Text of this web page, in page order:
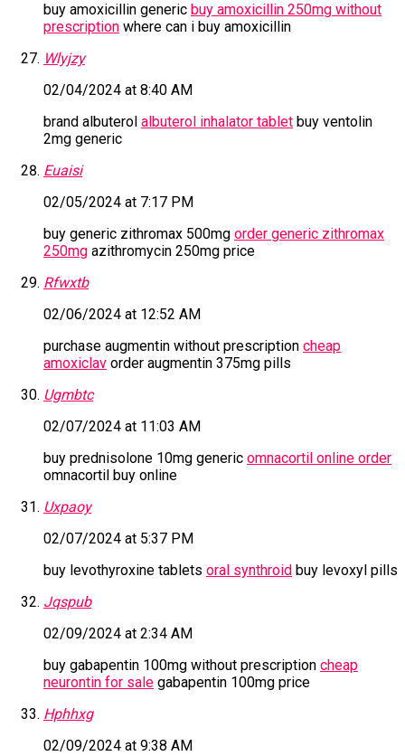
buy amoxicillin generic buy amoxicillin 250mg without
prescription where can i buy amoxicillin
Wlyjzy
02/04/2024 at 8:40 AM
brand albuterol albuterol inhalator tablet buy ventolin
2mg generic
Euaisi
02/05/2024 at 7:17 PM
buy generic zithromax 500mg order generic zithromax
250mg azithromycin 250mg price
Rfwxtb
02/06/2024 at 12:52 AM
purchase augmentin without prescription cheap
amoxiclav order augmentin 375mg pills
Ugmbtc
02/07/2024 at 11:03 AM
buy prednisolone 10mg generic omnacortil online order
omnacortil buy online
Uxpaoy
02/07/2024 at 5:37 PM
buy levothyroxine tablets oral synthroid buy levoxyl pills
Jqspub
02/09/2024 at 2:34 AM
buy gabapentin 100mg without prescription cheap
neurontin for sale gabapentin 100mg price
Hphhxg
02/09/2024 at 9:38 AM